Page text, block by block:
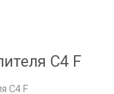
C4 F
C4 F